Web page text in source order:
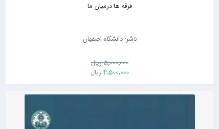
فرقه ها درمیان ما
ناشر: دانشگاه اصفهان
5٬000٬000 ریال
4٬500٬000 ریال